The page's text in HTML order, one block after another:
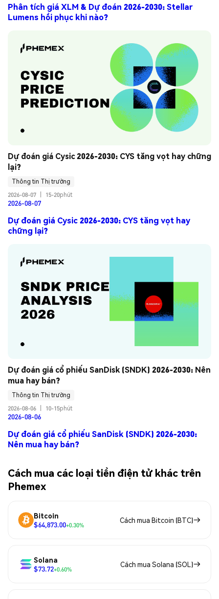
Phân tích giá XLM & Dự đoán 2026-2030: Stellar
Lumens hồi phục khi nào?
Dự đoán giá Cysic 2026-2030: CYS tăng vọt hay chững
lại?
Thông tin Thị trường
2026-08-07
15-20phút
2026-08-07
Dự đoán giá Cysic 2026-2030: CYS tăng vọt hay
chững lại?
Dự đoán giá cổ phiếu SanDisk (SNDK) 2026-2030: Nên
mua hay bán?
Thông tin Thị trường
2026-08-06
10-15phút
2026-08-06
Dự đoán giá cổ phiếu SanDisk (SNDK) 2026-2030:
Nên mua hay bán?
Cách mua các loại tiền điện tử khác trên
Phemex
Bitcoin
$64,873.00+0.30%
Cách mua Bitcoin (BTC)
Solana
$73.72+0.60%
Cách mua Solana (SOL)